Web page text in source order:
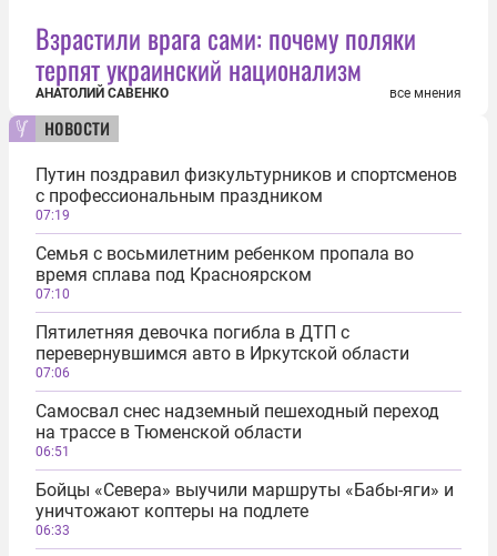
Взрастили врага сами: почему поляки
терпят украинский национализм
АНАТОЛИЙ САВЕНКО все мнения
новости
Путин поздравил физкультурников и спортсменов
с профессиональным праздником
07:19
Семья с восьмилетним ребенком пропала во
время сплава под Красноярском
07:10
Пятилетняя девочка погибла в ДТП с
перевернувшимся авто в Иркутской области
07:06
Самосвал снес надземный пешеходный переход
на трассе в Тюменской области
06:51
Бойцы «Севера» выучили маршруты «Бабы-яги» и
уничтожают коптеры на подлете
06:33